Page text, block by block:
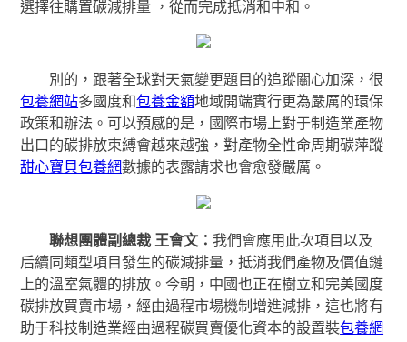
選擇往購置碳減排量 ，從而完成抵消和中和。
別的，跟著全球對天氣變更題目的追蹤關心加深，很
包養網站多國度和包養金額地域開端實行更為嚴厲的環保
政策和辦法。可以預感的是，國際市場上對于制造業產物
出口的碳排放束縛會越來越強，對產物全性命周期碳萍蹤
甜心寶貝包養網數據的表露請求也會愈發嚴厲。
聯想團體副總裁 王會文：我們會應用此次項目以及
后續同類型項目發生的碳減排量，抵消我們產物及價值鏈
上的溫室氣體的排放。今朝，中國也正在樹立和完美國度
碳排放買賣市場，經由過程市場機制增進減排，這也將有
助于科技制造業經由過程碳買賣優化資本的設置裝包養網